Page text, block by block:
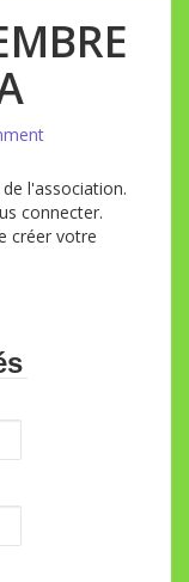
l'association.
connecter.
créer votre